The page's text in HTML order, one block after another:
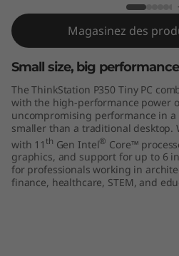
n
y
w
o
k
Magasinez des
Small size, big performance
The ThinkStation P350 Tiny PC
with the high-performance power
uncompromising performance in a
smaller than a traditional desktop.
with 11th Gen Intel® Core™
graphics, and support for up to 6
for professionals working in
finance, healthcare, STEM, and